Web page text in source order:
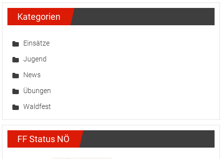
Kategorien
Einsätze
Jugend
News
Übungen
Waldfest
FF Status NÖ